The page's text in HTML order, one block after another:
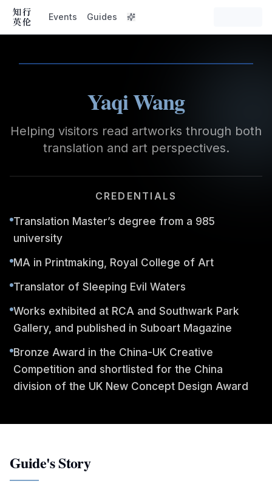
Events Guides
Yaqi Wang
Helping visitors read artworks through both
translation and art perspectives.
CREDENTIALS
Translation Master’s degree from a 985
university
MA in Printmaking, Royal College of Art
Translator of Sleeping Evil Waters
Works exhibited at RCA and Southwark Park
Gallery, and published in Suboart Magazine
Bronze Award in the China-UK Creative
Competition and shortlisted for the China
division of the UK New Concept Design Award
Guide's Story